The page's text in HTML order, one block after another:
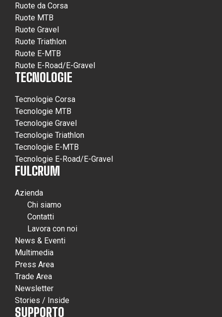
Ruote da Corsa
Ruote MTB
Ruote Gravel
Ruote Triathlon
Ruote E-MTB
Ruote E-Road/E-Gravel
TECNOLOGIE
Tecnologie Corsa
Tecnologie MTB
Tecnologie Gravel
Tecnologie Triathlon
Tecnologie E-MTB
Tecnologie E-Road/E-Gravel
FULCRUM
Azienda
Chi siamo
Contatti
Lavora con noi
News & Eventi
Multimedia
Press Area
Trade Area
Newsletter
Stories / Inside
SUPPORTO